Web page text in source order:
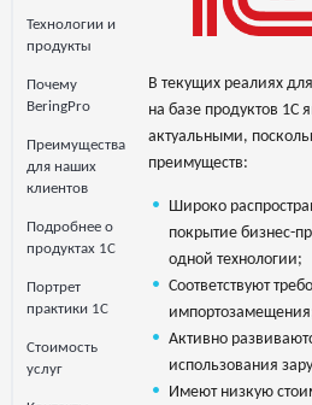
Технологии и
продукты
Почему
BeringPro
Преимущества
для наших
клиентов
Подробнее о
продуктах 1С
Портрет
практики 1С
Стоимость
услуг
В текущих реалиях
на базе продуктов 1С
актуальными,
преимуществ:
Широко
покрытие бизнес-
одной технологии;
Соответствуют
Активно
использования
Имеют низкую